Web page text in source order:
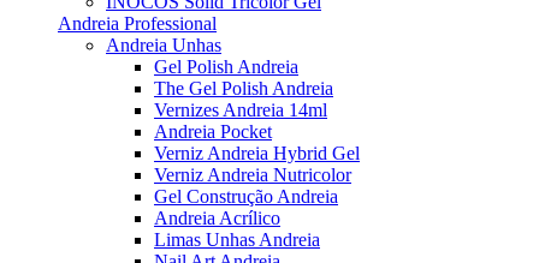
Andreia Professional
Andreia Unhas
Gel Polish Andreia
The Gel Polish Andreia
Vernizes Andreia 14ml
Andreia Pocket
Verniz Andreia Hybrid Gel
Verniz Andreia Nutricolor
Gel Construção Andreia
Andreia Acrílico
Limas Unhas Andreia